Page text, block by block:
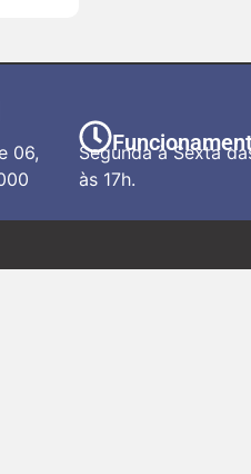
06,
Segunda à Sexta
às 17h.